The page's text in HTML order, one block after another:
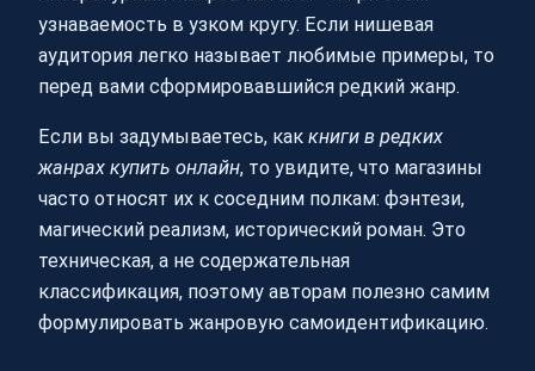
узнаваемость в узком кругу. Если нишевая
аудитория легко называет любимые примеры, то
перед вами сформировавшийся редкий жанр.
Если вы задумываетесь, как книги в редких
жанрах купить онлайн, то увидите, что магазины
часто относят их к соседним полкам: фэнтези,
магический реализм, исторический роман. Это
техническая, а не содержательная
классификация, поэтому авторам полезно самим
формулировать жанровую самоидентификацию.